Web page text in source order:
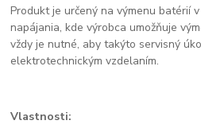
Produkt je určený na výmenu batérií
napájania, kde výrobca umožňuje
vždy je nutné, aby takýto servisný
elektrotechnickým vzdelaním.
Vlastnosti: